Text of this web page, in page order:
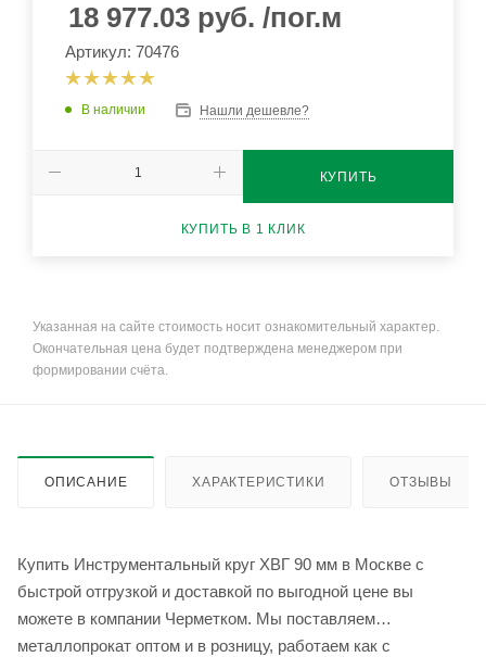
18 977.03 руб. /пог.м
Артикул: 70476
В наличии Нашли дешевле?
КУПИТЬ
КУПИТЬ В 1 КЛИК
Указанная на сайте стоимость носит ознакомительный характер.
Окончательная цена будет подтверждена менеджером при
формировании счёта.
ОПИСАНИЕ ХАРАКТЕРИСТИКИ ОТЗЫВЫ
Купить Инструментальный круг ХВГ 90 мм в Москве с
быстрой отгрузкой и доставкой по выгодной цене вы
можете в компании Черметком. Мы поставляем
металлопрокат оптом и в розницу, работаем как с